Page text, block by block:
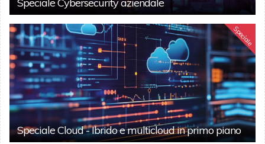
Speciale Cybersecurity aziendale
Speciale
Speciale Cloud - Ibrido e multicloud in primo piano